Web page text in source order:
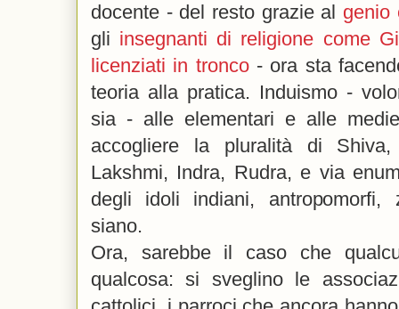
docente - del resto grazie al genio
gli insegnanti di religione come
licenziati in tronco- ora sta
teoria alla pratica. Induismo -
sia - alle elementari e alle
accogliere la pluralità di
Lakshmi, Indra, Rudra, e via
degli idoli indiani, antropomorfi,
siano.
Ora, sarebbe il caso che
qualcosa: si sveglino le